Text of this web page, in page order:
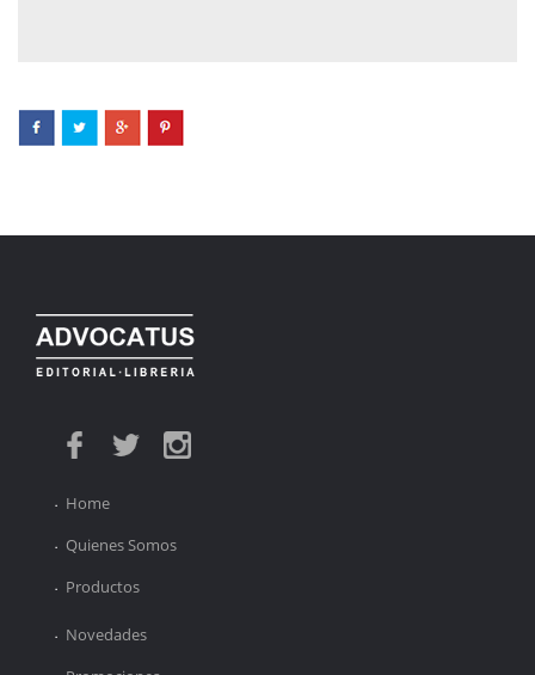
Home
Quienes Somos
Productos
Novedades